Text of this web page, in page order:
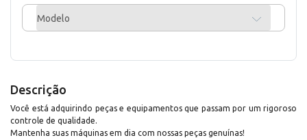
Modelo
Descrição
Você está adquirindo peças e equipamentos que passam por um rigoroso
controle de qualidade.
Mantenha suas máquinas em dia com nossas peças genuínas!